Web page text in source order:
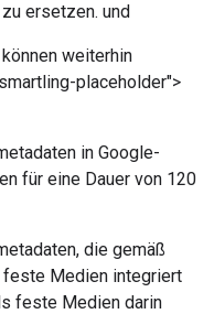
ersetzen. und
weiterhin
placeholder">
in Google-
für eine Dauer von 120
die gemäß
feste Medien integriert
feste Medien darin